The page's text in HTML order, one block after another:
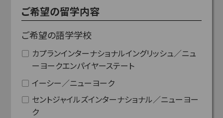
ご希望の留学内容
ご希望の語学学校
カプランインターナショナルイングリッシュ／ニュ
ーヨークエンパイヤーステート
イーシー／ニューヨーク
セントジャイルズインターナショナル／ニューヨー
ク